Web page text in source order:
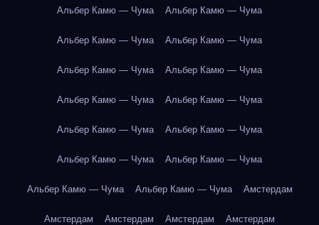
Альбер Камю — Чума Альбер Камю — Чума
Альбер Камю — Чума Альбер Камю — Чума
Альбер Камю — Чума Альбер Камю — Чума
Альбер Камю — Чума Альбер Камю — Чума
Альбер Камю — Чума Альбер Камю — Чума
Альбер Камю — Чума Альбер Камю — Чума
Альбер Камю — Чума Альбер Камю — Чума Амстердам
Амстердам Амстердам Амстердам Амстердам